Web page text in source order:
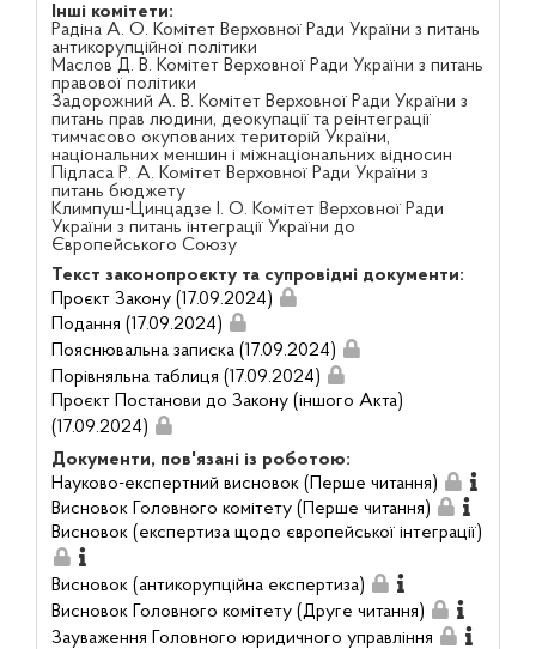
Інші комітети:
Радіна А. О. Комітет Верховної Ради України з питань
антикорупційної політики
Маслов Д. В. Комітет Верховної Ради України з питань
правової політики
Задорожний А. В. Комітет Верховної Ради України з
питань прав людини, деокупації та реінтеграції
тимчасово окупованих територій України,
національних меншин і міжнаціональних відносин
Підласа Р. А. Комітет Верховної Ради України з
питань бюджету
Климпуш-Цинцадзе І. О. Комітет Верховної Ради
України з питань інтеграції України до
Європейського Союзу
Текст законопроєкту та супровідні документи:
Проєкт Закону (17.09.2024)
Подання (17.09.2024)
Пояснювальна записка (17.09.2024)
Порівняльна таблиця (17.09.2024)
Проєкт Постанови до Закону (іншого Акта)
(17.09.2024)
Документи, пов'язані із роботою:
Науково-експертний висновок (Перше читання)
Висновок Головного комітету (Перше читання)
Висновок (експертиза щодо європейської інтеграції)
Висновок (антикорупційна експертиза)
Висновок Головного комітету (Друге читання)
Зауваження Головного юридичного управління